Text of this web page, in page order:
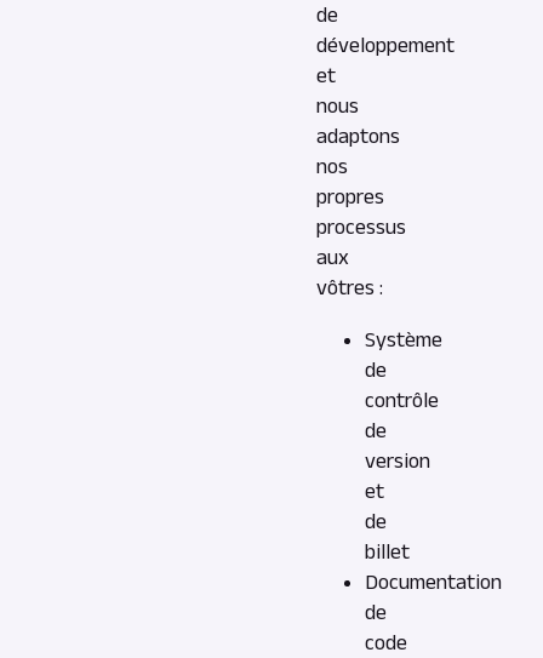
de
développement
et
nous
adaptons
nos
propres
processus
aux
vôtres :
Système
de
contrôle
de
version
et
de
billet
Documentation
de
code